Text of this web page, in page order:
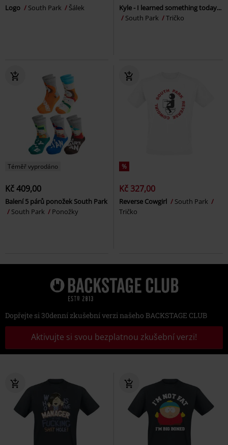
Logo South Park Šálek
Kyle - I learned something today...
South Park
Tričko
Téměř vyprodáno
Kč 409,00
Balení 5 párů ponožek South Park
South Park
Ponožky
%
Kč 327,00
Reverse Cowgirl
South Park
Tričko
Dopřejte si 30denní zkušební verzi našeho BACKSTAGE CLUB
Aktivujte si svou bezplatnou zkušební verzi!